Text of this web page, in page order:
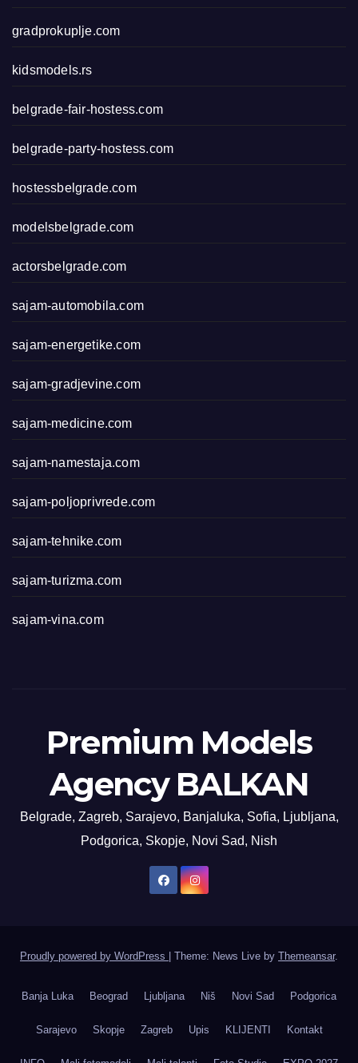
gradprokuplje.com
kidsmodels.rs
belgrade-fair-hostess.com
belgrade-party-hostess.com
hostessbelgrade.com
modelsbelgrade.com
actorsbelgrade.com
sajam-automobila.com
sajam-energetike.com
sajam-gradjevine.com
sajam-medicine.com
sajam-namestaja.com
sajam-poljoprivrede.com
sajam-tehnike.com
sajam-turizma.com
sajam-vina.com
Premium Models
Agency BALKAN
Belgrade, Zagreb, Sarajevo, Banjaluka, Sofia, Ljubljana,
Podgorica, Skopje, Novi Sad, Nish
Proudly powered by WordPress Theme: News Live by Themeansar.
Banja Luka Beograd Ljubljana Niš Novi Sad Podgorica
Sarajevo Skopje Zagreb Upis KLIJENTI Kontakt